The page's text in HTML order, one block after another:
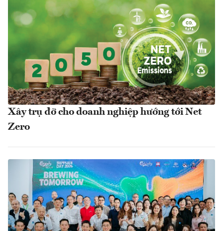
Xây trụ đỡ cho doanh nghiệp hướng tới Net
Zero